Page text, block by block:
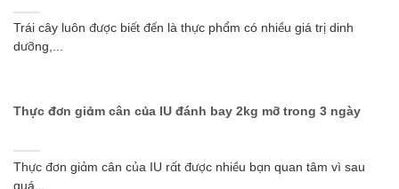
Trái cây luôn được biết đến là thực phẩm có nhiều giá trị dinh
dưỡng,...
Thực đơn giảm cân của IU đánh bay 2kg mỡ trong 3 ngày
Thực đơn giảm cân của IU rất được nhiều bạn quan tâm vì sau
quá...